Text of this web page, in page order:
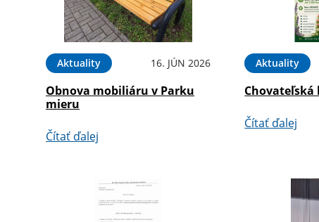
Aktuality 16. JÚN 2026
Obnova mobiliáru v Parku
mieru
Čítať ďalej
Aktuality
Chovateľská
Čítať ďalej